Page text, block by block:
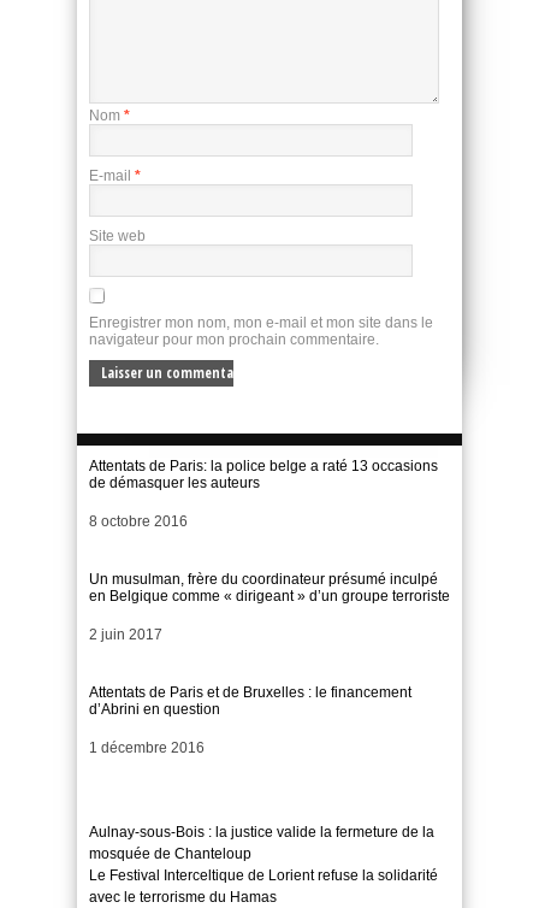
Nom *
E-mail *
Site web
Enregistrer mon nom, mon e-mail et mon site dans le
navigateur pour mon prochain commentaire.
Attentats de Paris: la police belge a raté 13 occasions
de démasquer les auteurs
Date
8 octobre 2016
Un musulman, frère du coordinateur présumé inculpé
en Belgique comme « dirigeant » d’un groupe terroriste
Date
2 juin 2017
Attentats de Paris et de Bruxelles : le financement
d’Abrini en question
Date
1 décembre 2016
Aulnay-sous-Bois : la justice valide la fermeture de la
mosquée de Chanteloup
Le Festival Interceltique de Lorient refuse la solidarité
avec le terrorisme du Hamas